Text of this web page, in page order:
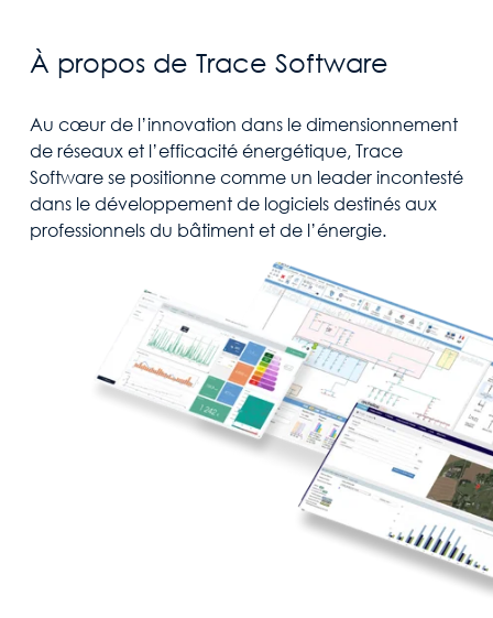
À propos de Trace Software
Au cœur de l’innovation dans le dimensionnement
de réseaux et l’efficacité énergétique, Trace
Software se positionne comme un leader incontesté
dans le développement de logiciels destinés aux
professionnels du bâtiment et de l’énergie.